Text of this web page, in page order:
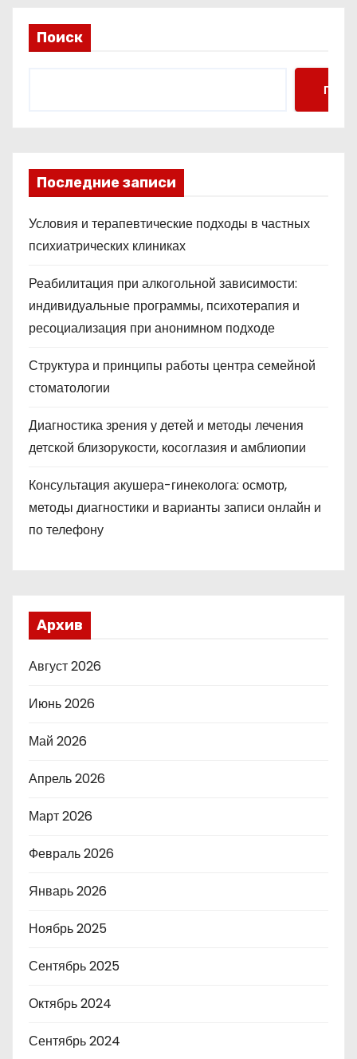
Поиск
Поиск
Последние записи
Условия и терапевтические подходы в частных
психиатрических клиниках
Реабилитация при алкогольной зависимости:
индивидуальные программы, психотерапия и
ресоциализация при анонимном подходе
Структура и принципы работы центра семейной
стоматологии
Диагностика зрения у детей и методы лечения
детской близорукости, косоглазия и амблиопии
Консультация акушера-гинеколога: осмотр,
методы диагностики и варианты записи онлайн и
по телефону
Архив
Август 2026
Июнь 2026
Май 2026
Апрель 2026
Март 2026
Февраль 2026
Январь 2026
Ноябрь 2025
Сентябрь 2025
Октябрь 2024
Сентябрь 2024